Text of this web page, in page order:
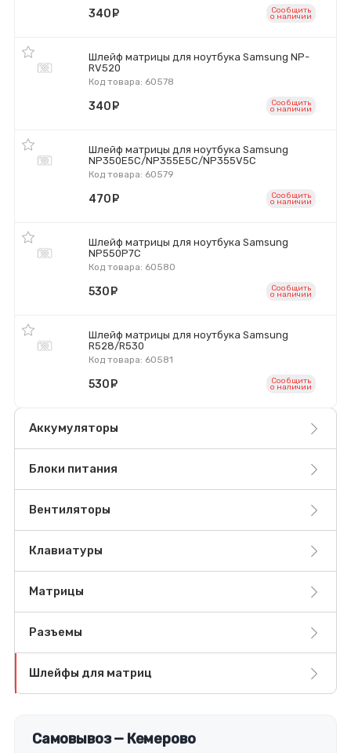
340 Сообщить
o наличии
Шлейф матрицы для ноутбука Samsung NP-
RV520
Код товара: 60578
340 Сообщить
o наличии
Шлейф матрицы для ноутбука Samsung
NP350E5C/NP355E5C/NP355V5C
Код товара: 60579
470 Сообщить
o наличии
Шлейф матрицы для ноутбука Samsung
NP550P7C
Код товара: 60580
530 Сообщить
o наличии
Шлейф матрицы для ноутбука Samsung
R528/R530
Код товара: 60581
530 Сообщить
o наличии
Аккумуляторы
Блоки питания
Вентиляторы
Клавиатуры
Матрицы
Разъемы
Шлейфы для матриц
Самовывоз — Кемерово